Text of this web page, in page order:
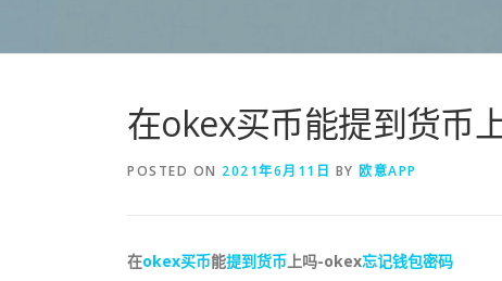
在okex买币能提到货币
POSTED ON 2021年6月11日 BY 欧意APP
在okex买币能提到货币 上吗-okex忘记钱包密码